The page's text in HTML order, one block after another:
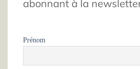
abonnant à la
Prénom